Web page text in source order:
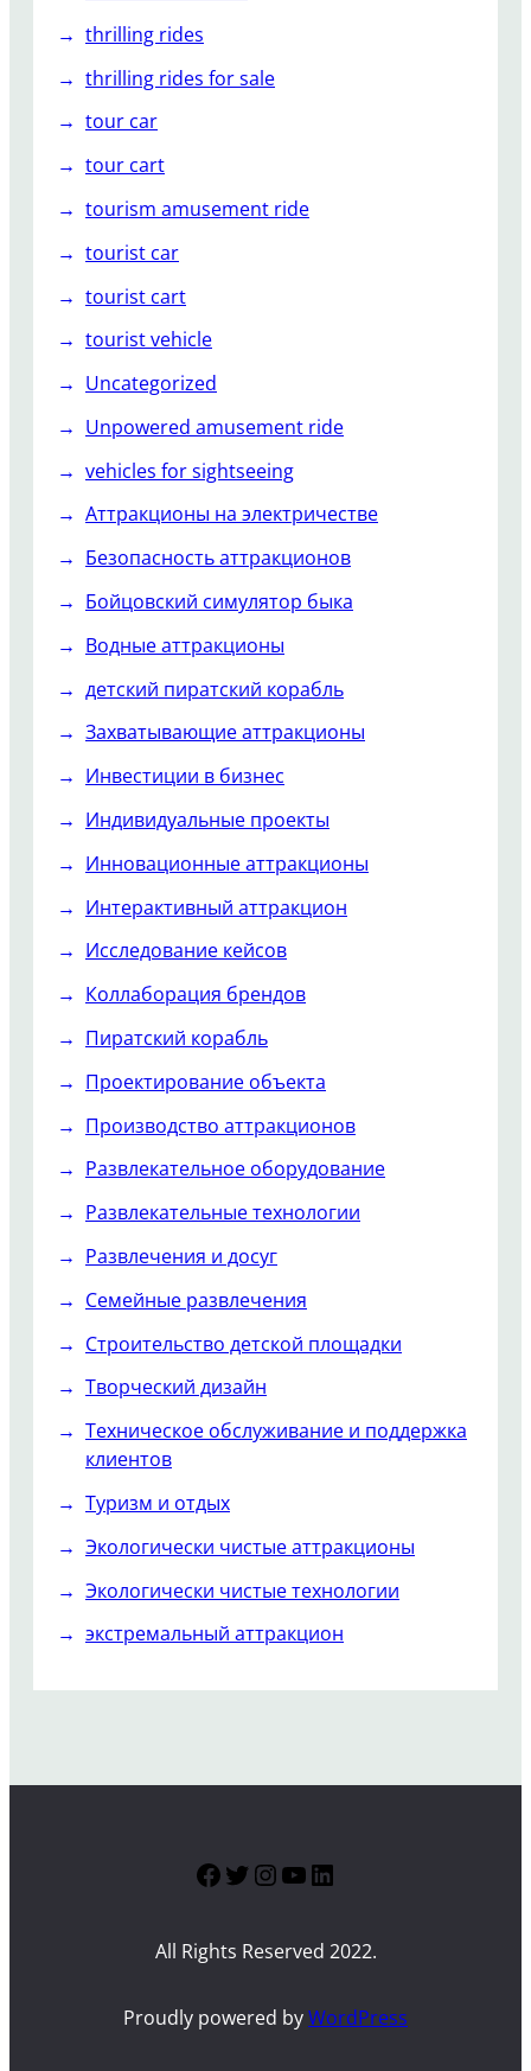
thrilling rides
thrilling rides for sale
tour car
tour cart
tourism amusement ride
tourist car
tourist cart
tourist vehicle
Uncategorized
Unpowered amusement ride
vehicles for sightseeing
Аттракционы на электричестве
Безопасность аттракционов
Бойцовский симулятор быка
Водные аттракционы
детский пиратский корабль
Захватывающие аттракционы
Инвестиции в бизнес
Индивидуальные проекты
Инновационные аттракционы
Интерактивный аттракцион
Исследование кейсов
Коллаборация брендов
Пиратский корабль
Проектирование объекта
Производство аттракционов
Развлекательное оборудование
Развлекательные технологии
Развлечения и досуг
Семейные развлечения
Строительство детской площадки
Творческий дизайн
Техническое обслуживание и поддержка
клиентов
Туризм и отдых
Экологически чистые аттракционы
Экологически чистые технологии
экстремальный аттракцион
Facebook
Twitter
Instagram
YouTube
LinkedIn
All Rights Reserved 2022.
Proudly powered byWordPress